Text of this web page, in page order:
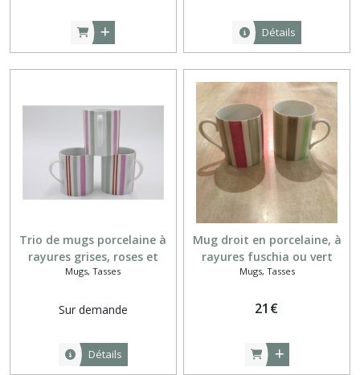
Détails
Trio de mugs porcelaine à
rayures grises, roses et
rouge de fer
Mugs, Tasses
Sur demande
Détails
Mug droit en porcelaine, à
rayures fuschia ou vert
printemps et grises
Mugs, Tasses
21 €